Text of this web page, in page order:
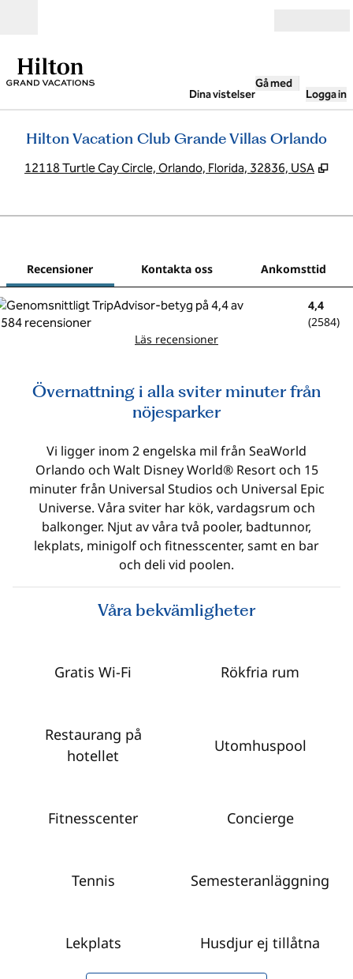
Dina vistelser
Gå med
Logga in
Hilton Vacation Club Grande Villas Orlando
12118 Turtle Cay Circle, Orlando, Florida, 32836, USA ,
Recensioner Kontakta oss Ankomsttid
4,4
(2584)
Läs recensioner
Övernattning i alla sviter minuter från
nöjesparker
Vi ligger inom 2 engelska mil från SeaWorld
Orlando och Walt Disney World® Resort och 15
minuter från Universal Studios och Universal Epic
Universe. Våra sviter har kök, vardagsrum och
balkonger. Njut av våra två pooler, badtunnor,
lekplats, minigolf och fitnesscenter, samt en bar
och deli vid poolen.
Våra bekvämligheter
Gratis Wi-Fi Rökfria rum
Restaurang på
hotellet
Utomhuspool
Fitnesscenter Concierge
Tennis Semesteranläggning
Lekplats Husdjur ej tillåtna